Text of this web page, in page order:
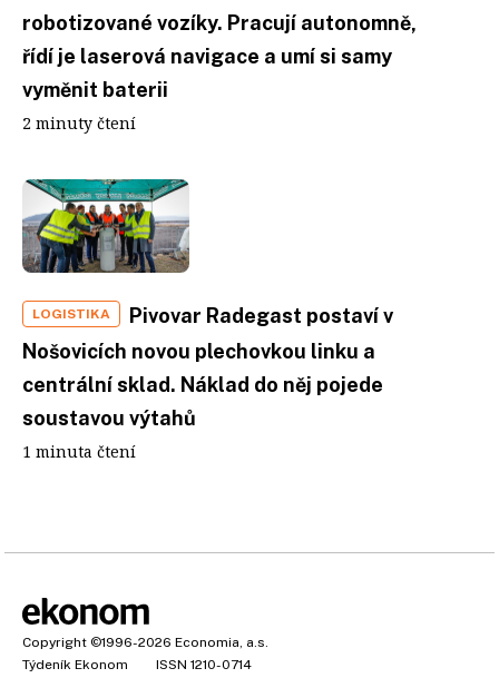
robotizované vozíky. Pracují autonomně,
řídí je laserová navigace a umí si samy
vyměnit baterii
2 minuty čtení
LOGISTIKA
Pivovar Radegast postaví v
Nošovicích novou plechovkou linku a
centrální sklad. Náklad do něj pojede
soustavou výtahů
1 minuta čtení
Copyright ©1996-2026 Economia, a.s.
Týdeník Ekonom
ISSN 1210-0714